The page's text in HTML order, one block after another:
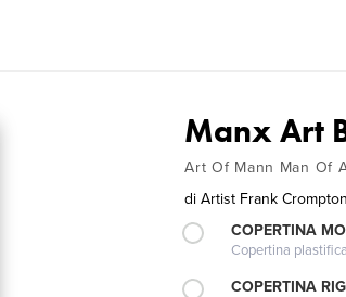
Manx Art
Art Of Mann Man Of
di Artist Frank Crompton
COPERTINA
Copertina
COPERTINA